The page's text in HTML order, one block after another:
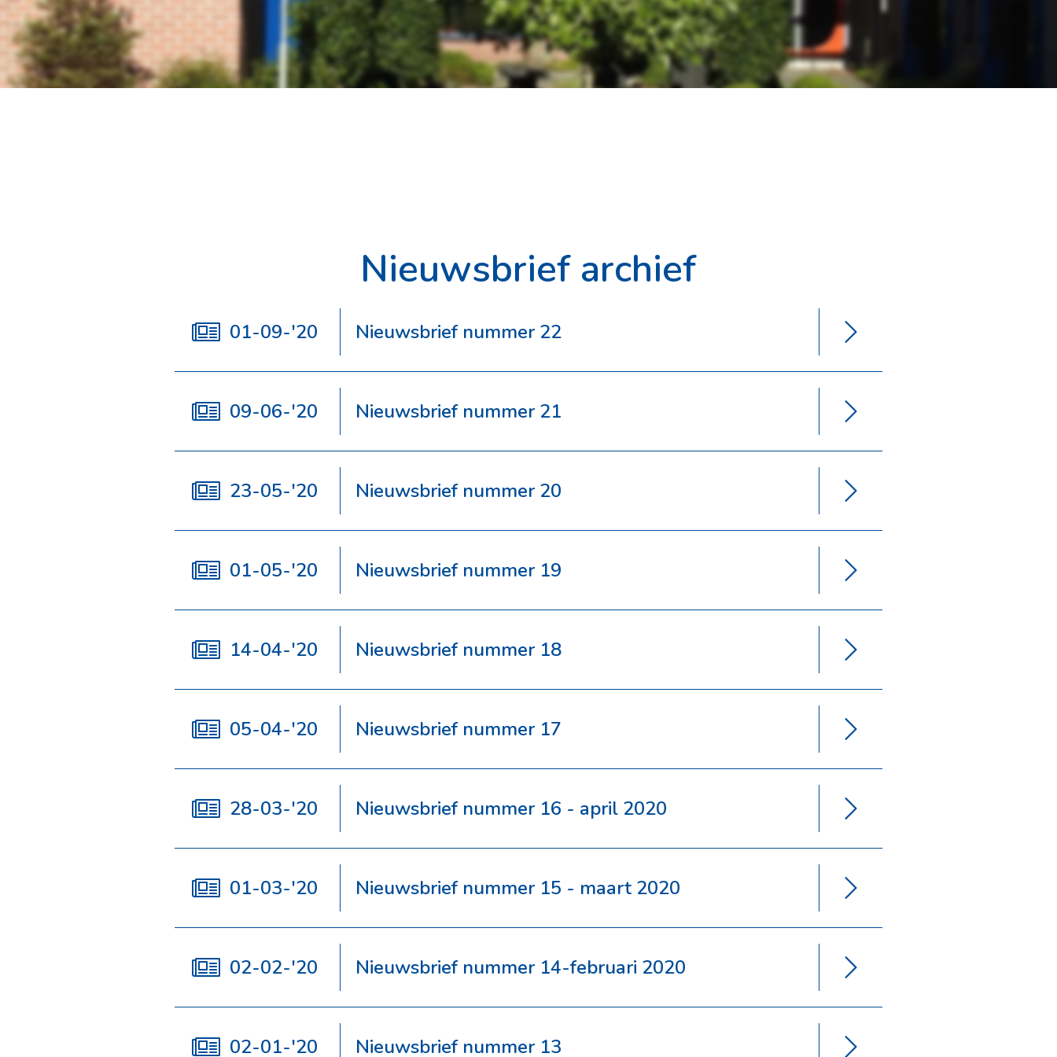
Nieuwsbrief archief
01-09-'20 Nieuwsbrief nummer 22
09-06-'20 Nieuwsbrief nummer 21
23-05-'20 Nieuwsbrief nummer 20
01-05-'20 Nieuwsbrief nummer 19
14-04-'20 Nieuwsbrief nummer 18
05-04-'20 Nieuwsbrief nummer 17
28-03-'20 Nieuwsbrief nummer 16 - april 2020
01-03-'20 Nieuwsbrief nummer 15 - maart 2020
02-02-'20 Nieuwsbrief nummer 14-februari 2020
02-01-'20 Nieuwsbrief nummer 13